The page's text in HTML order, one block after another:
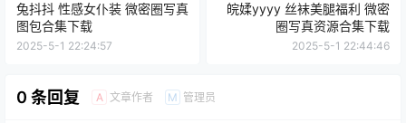
兔抖抖 性感女仆装 微密圈写真
图包合集下载
2025-5-1 22:24:57
皖媃yyyy 丝袜美腿福利 微密
圈写真资源合集下载
2025-5-1 22:44:46
0 条回复 A 文章作者 M 管理员